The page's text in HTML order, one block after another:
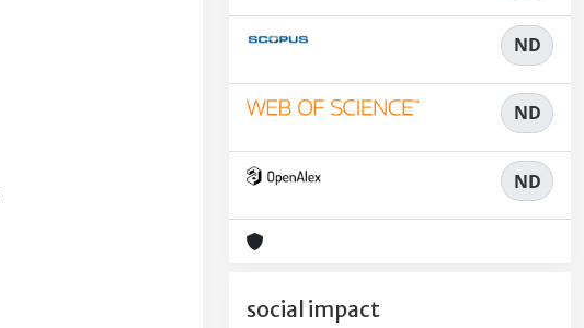
ND
ND
ND
social impact